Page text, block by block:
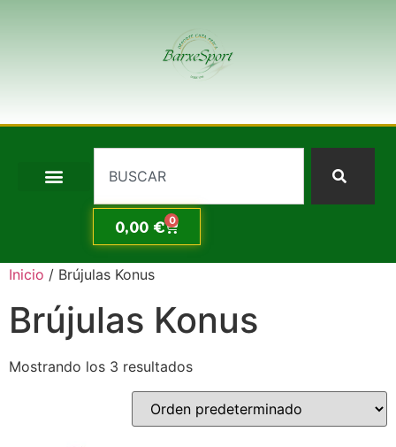
0,00€ 0
Inicio / Brújulas Konus
Brújulas Konus
Mostrando los 3 resultados